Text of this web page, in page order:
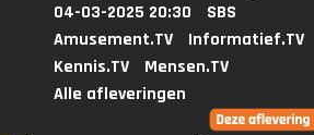
04-03-2025 20:30
SBS
Amusement.TV
Informatief.TV
Kennis.TV
Mensen.TV
Alle afleveringen